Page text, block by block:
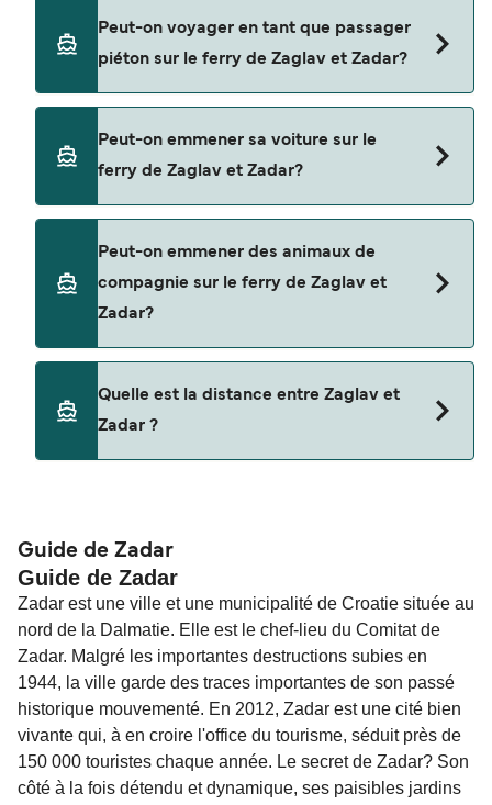
utilisant notre moteur de recherche et consultez
notre page d'offres pour consulter les dernières
promotions disponibles.
Peut-on voyager en tant que passager
piéton sur le ferry de Zaglav et Zadar?
piéton de Zaglav à Zadar avec
Peut-on emmener sa voiture sur le
ferry de Zaglav et Zadar?
ferry entre Zaglav et Zadar.
Peut-on emmener des animaux de
compagnie sur le ferry de Zaglav et
Zadar?
pas autorisés à bord pour les traversées entre
Zaglav et Zadar.
Quelle est la distance entre Zaglav et
Zadar ?
Guide de Zadar
Guide de Zadar
Zadar est une ville et une municipalité de Croatie située au
nord de la Dalmatie. Elle est le chef-lieu du Comitat de
Zadar. Malgré les importantes destructions subies en
1944, la ville garde des traces importantes de son passé
historique mouvementé. En 2012, Zadar est une cité bien
vivante qui, à en croire l'office du tourisme, séduit près de
150 000 touristes chaque année. Le secret de Zadar? Son
côté à la fois détendu et dynamique, ses paisibles jardins